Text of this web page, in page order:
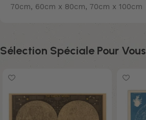
70cm, 60cm x 80cm, 70cm x 100cm
Sélection Spéciale Pour Vous